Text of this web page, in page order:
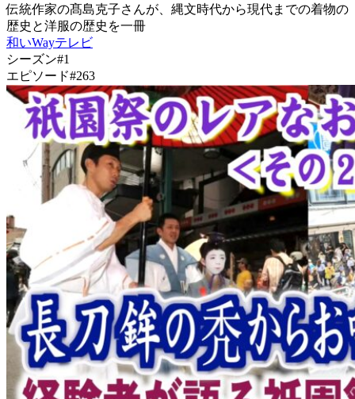
伝統作家の髙島克子さんが、縄文時代から現代までの着物の
歴史と洋服の歴史を一冊
和いWayテレビ
シーズン#1
エピソード#263